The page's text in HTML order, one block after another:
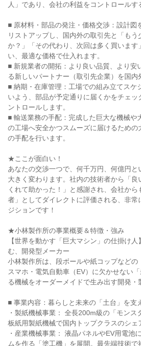
人」であり、会社の利益をコントロールす
■ 原材料・部品の発注・価格交渉：設計図
リストアップし、国内外の取引先と「もう
か？」「その代わり、次回は多く買います
い、最適な価格で仕入れます。
■ 新規業者の開拓：より良い品質、より安
る新しいパートナー（取引先企業）を国内
■ 納期・在庫管理：工場での組み立てスケ
いよう、部品が予定通りに届くかをチェッ
ントロールします。
■ 輸送業務の手配：完成した巨大な機械や
の工場へ安全かつスムーズに届けるための
の手配を行います。
★ここが面白い！
あなたの交渉一つで、何千万円、何億円
大きく変わります。社内の技術者から「良
くれて助かった！」と感謝され、会社か
者」としてダイレクトに評価される、非常
ジションです！
★小林製作所の事業概要＆特徴・強み
【世界を動かす「巨大マシン」の仕掛け
む、開発型メーカー
小林製作所は、段ボールや紙コップなどの
スマホ・電気自動車（EV）に欠かせない
る機械をオーダーメイドで生み出す開発・
■ 事業内容：暮らしと未来の「土台」を支
・製紙機械事業： 全長200m級の「モンス
板紙用製紙機械で国内トップクラスのシェ
・産業機械事業： 液晶パネルやEV用電池
ムを作る「塗工機」を展開。最先端技術